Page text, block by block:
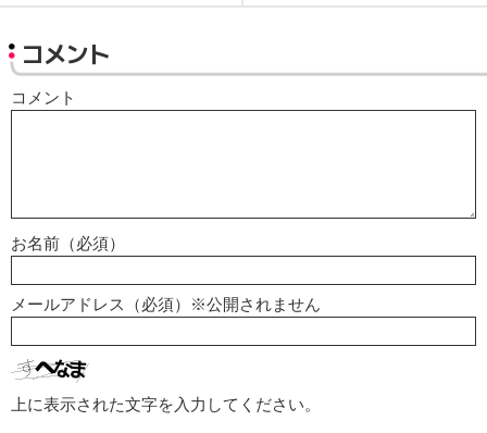
コメント
コメント
お名前（必須）
メールアドレス（必須）※公開されません
上に表示された文字を入力してください。